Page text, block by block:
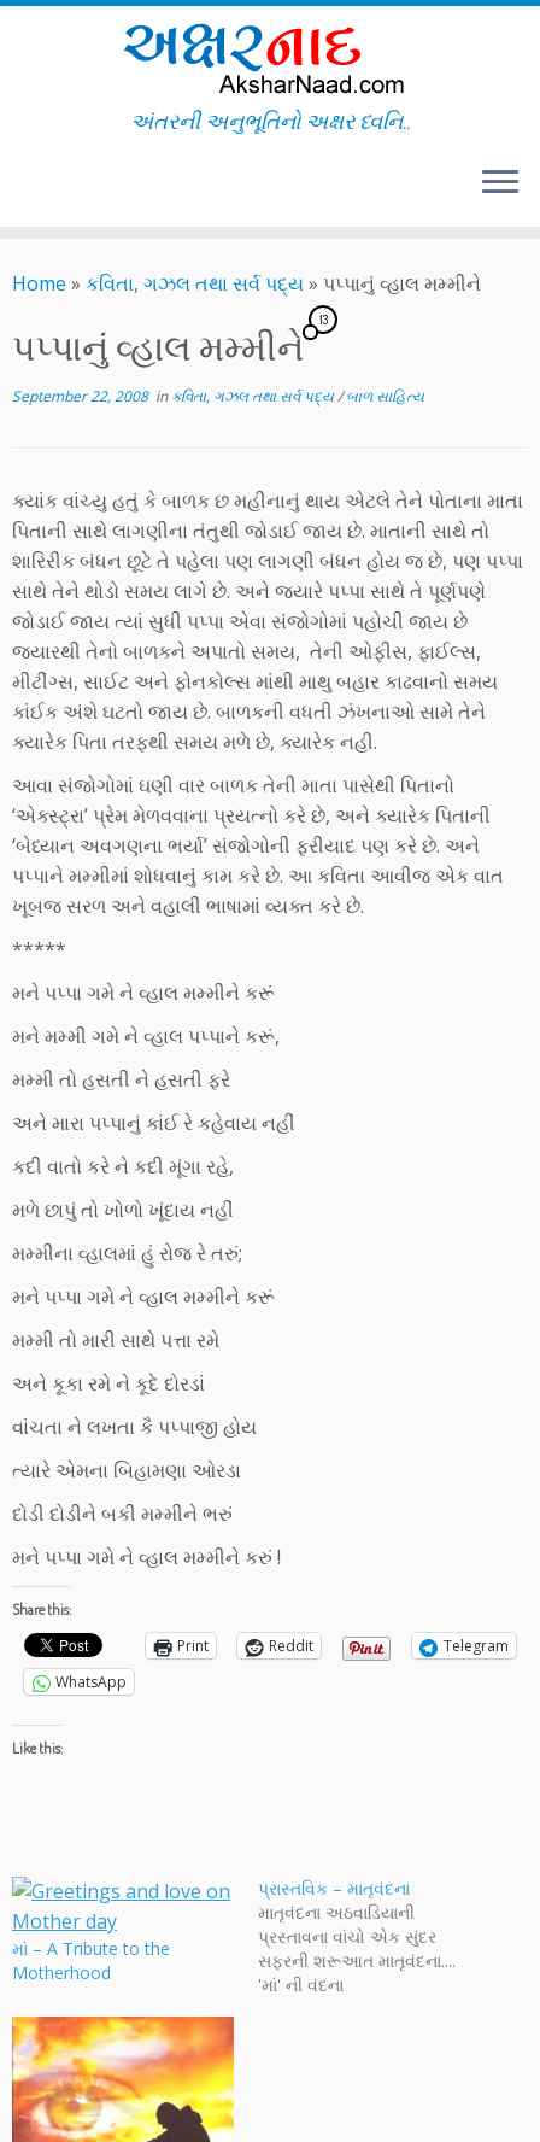
to
અંતરની અનુભૂતિનો અક્ષર ધ્વનિ..
Home » કવિતા, ગઝલ તથા સર્વ પદ્ય» પપ્પાનું વ્હાલ મમ્મીને
પપ્પાનું વ્હાલ મમ્મીને
13
September 22, 2008inકવિતા, ગઝલ તથા સર્વ પદ્ય/બાળ સાહિત્ય
ક્યાંક વાંચ્યુ હતું કે બાળક છ મહીનાનું થાય એટલે તેને પોતાના માતા
પિતાની સાથે લાગણીના તંતુથી જોડાઈ જાય છે. માતાની સાથે તો
શારિરીક બંધન છૂટે તે પહેલા પણ લાગણી બંધન હોય જ છે, પણ પપ્પા
સાથે તેને થોડો સમય લાગે છે. અને જ્યારે પપ્પા સાથે તે પૂર્ણપણે
જોડાઈ જાય ત્યાં સુધી પપ્પા એવા સંજોગોમાં પહોચી જાય છે
જ્યારથી તેનો બાળકને અપાતો સમય, તેની ઓફીસ, ફાઈલ્સ,
મીટીંગ્સ, સાઈટ અને ફોનકોલ્સ માંથી માથુ બહાર કાઢવાનો સમય
કાંઈક અંશે ઘટતો જાય છે. બાળકની વધતી ઝંખનાઓ સામે તેને
ક્યારેક પિતા તરફથી સમય મળે છે, ક્યારેક નહી.
આવા સંજોગોમાં ઘણી વાર બાળક તેની માતા પાસેથી પિતાનો
‘એક્સ્ટ્રા’ પ્રેમ મેળવવાના પ્રયત્નો કરે છે, અને ક્યારેક પિતાની
‘બેધ્યાન અવગણના ભર્યા’ સંજોગોની ફરીયાદ પણ કરે છે. અને
પપ્પાને મમ્મીમાં શોધવાનું કામ કરે છે. આ કવિતા આવીજ એક વાત
ખૂબજ સરળ અને વહાલી ભાષામાં વ્યક્ત કરે છે.
*****
મને પપ્પા ગમે ને વ્હાલ મમ્મીને કરૂં
મને મમ્મી ગમે ને વ્હાલ પપ્પાને કરૂં,
મમ્મી તો હસતી ને હસતી ફરે
અને મારા પપ્પાનું કાંઈ રે કહેવાય નહીં
કદી વાતો કરે ને કદી મૂંગા રહે,
મળે છાપું તો ખોળો ખૂંદાય નહીં
મમ્મીના વ્હાલમાં હું રોજ રે તરું;
મને પપ્પા ગમે ને વ્હાલ મમ્મીને કરૂં
મમ્મી તો મારી સાથે પત્તા રમે
અને કૂકા રમે ને કૂદે દોરડાં
વાંચતા ને લખતા કૈ પપ્પાજી હોય
ત્યારે એમના બિહામણા ઓરડા
દોડી દોડીને બકી મમ્મીને ભરું
મને પપ્પા ગમે ને વ્હાલ મમ્મીને કરું !
Share this:
Print Reddit
Telegram
WhatsApp
Like this:
માં – A Tribute to the
Motherhood
પ્રાસ્તવિક – માતૃવંદના
માતૃવંદના અઠવાડિયાની
પ્રસ્તાવના વાંચો એક સુંદર
સફરની શરૂઆત માતૃવંદના....
'માં' ની વંદના